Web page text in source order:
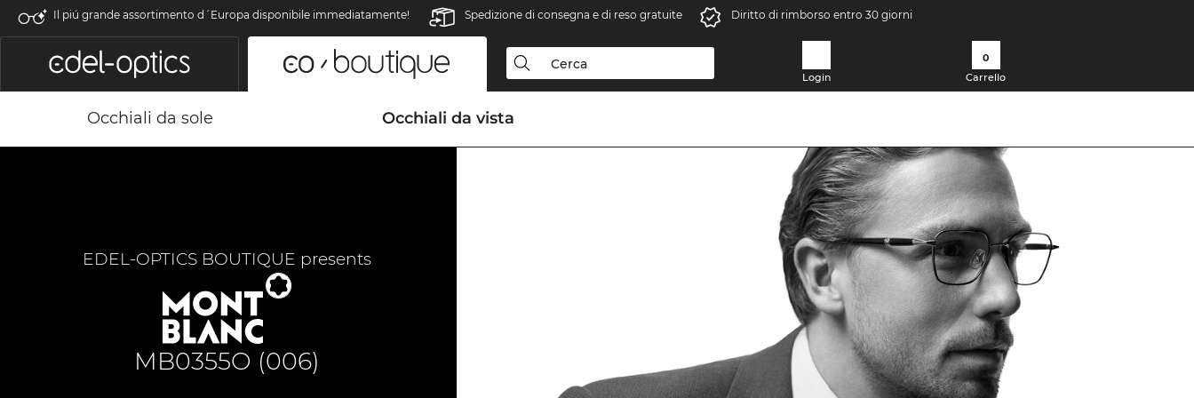
Il piú grande assortimento d´Europa disponibile immediatamente! Spedizione di consegna e di reso gratuite Diritto di rimborso entro 30 giorni
Login
0
Carrello
Occhiali da sole Occhiali da vista
MB0355O (006)
EDEL-OPTICS BOUTIQUE presents